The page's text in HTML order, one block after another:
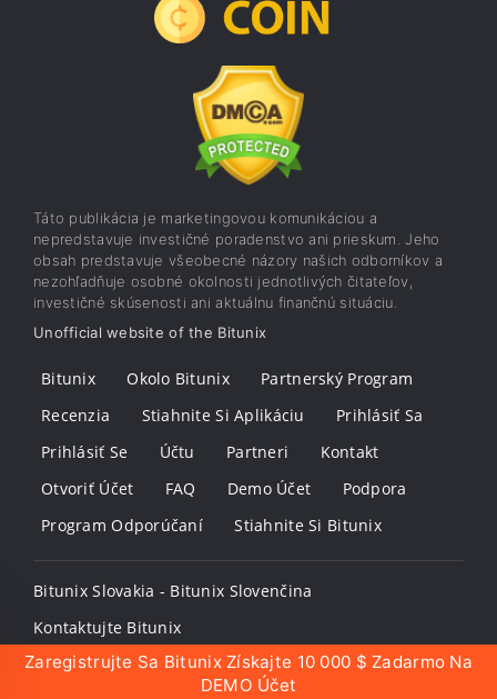
Táto publikácia je marketingovou komunikáciou a
nepredstavuje investičné poradenstvo ani prieskum. Jeho
obsah predstavuje všeobecné názory našich odborníkov a
nezohľadňuje osobné okolnosti jednotlivých čitateľov,
investičné skúsenosti ani aktuálnu finančnú situáciu.
Unofficial website of the Bitunix
Bitunix Okolo Bitunix
Partnerský Program
Recenzia
Stiahnite Si Aplikáciu
Prihlásiť Sa
Prihlásiť Se
Účtu Partneri
Kontakt
Otvoriť Účet
FAQ Demo Účet
Podpora
Program Odporúčaní
Stiahnite Si Bitunix
Bitunix Slovakia - Bitunix Slovenčina
Kontaktujte Bitunix
Zaregistrujte Sa Bitunix Získajte 10 000 $ Zadarmo Na
DEMO Účet